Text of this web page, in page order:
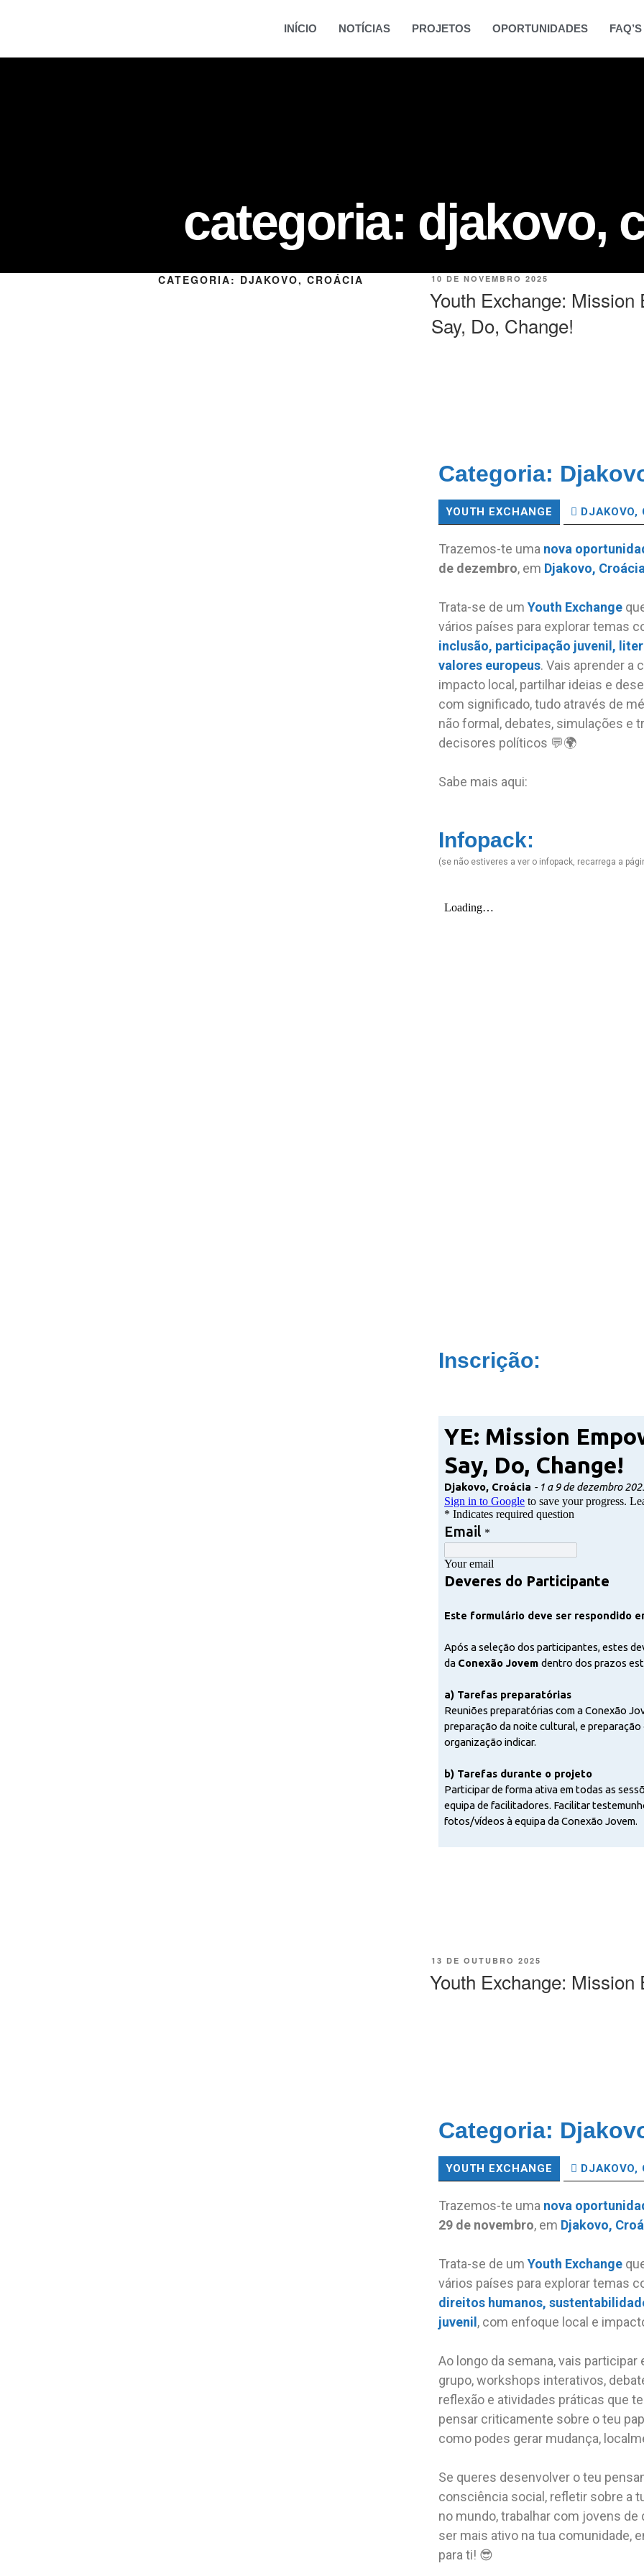
INÍCIO NOTÍCIAS PROJETOS OPORTUNIDADES FAQ’S
categoria: djakovo,
CATEGORIA: DJAKOVO, CROÁCIA 10 DE NOVEMBRO 2025
Youth Exchange: Mission
Say, Do, Change!
Categoria:
YOUTH EXCHANGE DJAKOVO,
Trazemos-te uma nova
de dezembro, em Djakovo,
Trata-se de um Youth Exchange
vários países para explorar temas
inclusão, participação juvenil,
valores europeus. Vais aprender a
impacto local, partilhar ideias e
com significado, tudo através de
não formal, debates, simulações e
decisores políticos 💬🌍
Sabe mais aqui:
Infopack:
(se não estiveres a ver o infopack, recarrega a
Inscrição:
13 DE OUTUBRO 2025
Youth Exchange: Mission
Categoria:
YOUTH EXCHANGE DJAKOVO,
Trazemos-te uma nova
29 de novembro, em Djakovo,
Trata-se de um Youth Exchange
vários países para explorar temas
direitos humanos,
juvenil, com enfoque local e
Ao longo da semana, vais participar
grupo, workshops interativos,
reflexão e atividades práticas que
pensar criticamente sobre o teu
como podes gerar mudança,
Se queres desenvolver o teu
consciência social, refletir sobre a
no mundo, trabalhar com jovens
ser mais ativo na tua comunidade,
para ti! 😎